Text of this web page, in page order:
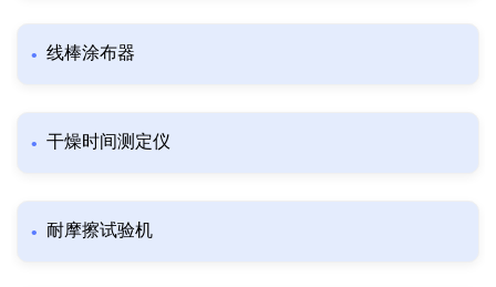
线棒涂布器
干燥时间测定仪
耐摩擦试验机